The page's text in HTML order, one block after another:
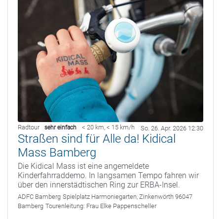
Radtour sehr einfach < 20 km, < 15 km/h So. 26. Apr. 2026 12:30
Straßen sind für Alle da! Kidical
Mass Bamberg
Die Kidical Mass ist eine angemeldete
Kinderfahrraddemo. In langsamen Tempo fahren wir
über den innerstädtischen Ring zur ERBA-Insel.
ADFC Bamberg Spielplatz Harmoniegarten, Zinkenwörth 96047
Bamberg Tourenleitung: Frau Elke Pappenscheller